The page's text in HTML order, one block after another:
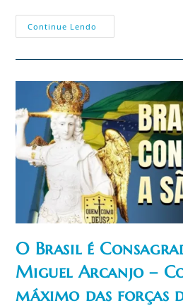
Continue Lendo
Relativismo
A
Segundo
Plinio
Corrêa
De
Oliveira
O Brasil é
Miguel Arcanjo –
máximo das forças